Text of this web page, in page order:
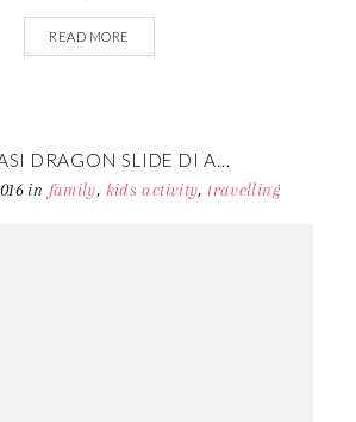
READ MORE
DRAGON SLIDE DI A...
in family, kids activity, travelling